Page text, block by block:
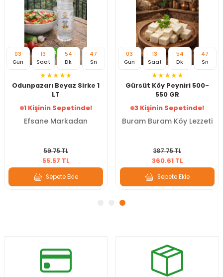
03
Gün
13
Saat
54
Dk
47
Sn
Odunpazarı Beyaz Sirke 1
LT
1 Kişinin Sepetinde!
Efsane Markadan
59.75 TL
55.57 TL
Sepete Ekle
03
Gün
13
Saat
54
Dk
47
Sn
Gürsüt Köy Peyniri 500-
550 GR
3 Kişinin Sepetinde!
Buram Buram Köy Lezzeti
387.75 TL
360.61 TL
Sepete Ekle